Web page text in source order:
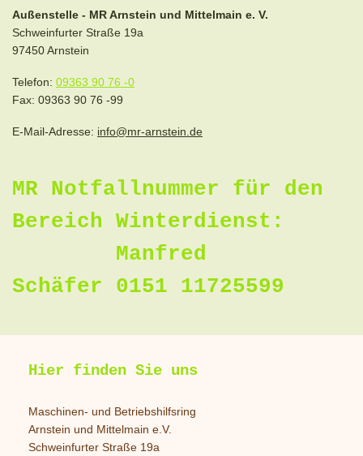
Außenstelle - MR Arnstein und Mittelmain e. V.
Schweinfurter Straße 19a
97450Arnstein
Telefon: 09363 90 76 -0
Fax: 09363 90 76 -99
E-Mail-Adresse: info@mr-arnstein.de
MR Notfallnummer für den
Bereich Winterdienst:
Manfred
Schäfer 0151 11725599
Hier finden Sie uns
Maschinen- und Betriebshilfsring
Arnstein und Mittelmain e.V.
Schweinfurter Straße 19a